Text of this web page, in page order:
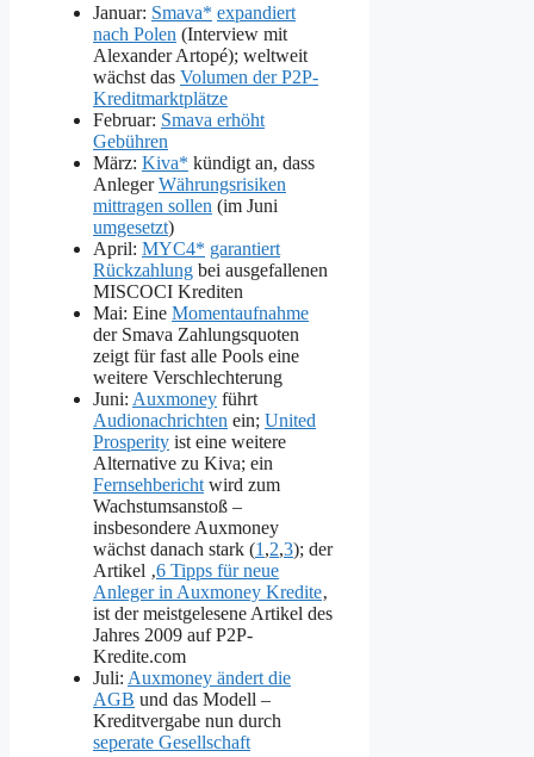
Januar: Smava* expandiert
nach Polen (Interview mit
Alexander Artopé); weltweit
wächst das Volumen der P2P-
Kreditmarktplätze
Februar: Smava erhöht
Gebühren
März: Kiva* kündigt an, dass
AnlegerWährungsrisiken
mittragen sollen (im Juni
umgesetzt)
April: MYC4* garantiert
Rückzahlung bei ausgefallenen
MISCOCI Krediten
Mai: Eine Momentaufnahme
der Smava Zahlungsquoten
zeigt für fast alle Pools eine
weitere Verschlechterung
Juni: Auxmoney führt
Audionachrichten ein; United
Prosperity ist eine weitere
Alternative zu Kiva; ein
Fernsehbericht wird zum
Wachstumsanstoß –
insbesondere Auxmoney
wächst danach stark (1 ,2,3); der
Artikel ‚6 Tipps für neue
Anleger in Auxmoney Kredite‚
ist der meistgelesene Artikel des
Jahres 2009 auf P2P-
Kredite.com
Juli: Auxmoney ändert die
AGB und das Modell –
Kreditvergabe nun durch
seperate Gesellschaft